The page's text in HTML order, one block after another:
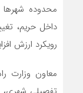
محدوده شهرها
داخل حریم،
رویکرد ارزش
معاون وزارت